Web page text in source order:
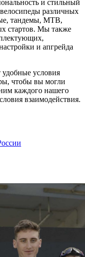
и стильный
различных
тандемы, МТВ,
стартов. Мы также
и апгрейда
удобные условия
чтобы вы могли
каждого нашего
взаимодействия.